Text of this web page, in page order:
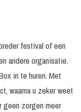
festival of een
andere organisatie.
in te huren. Met
waarna u zeker weet
geen zorgen meer